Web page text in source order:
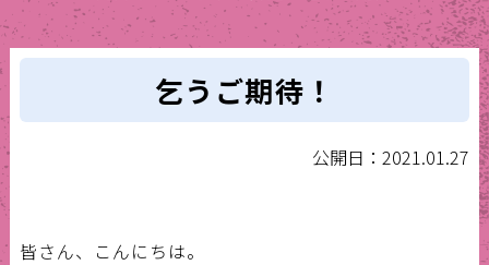
乞うご期待！
公開日：2021.01.27
皆さん、こんにちは。